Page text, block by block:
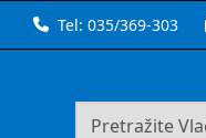
Tel:035/369-303